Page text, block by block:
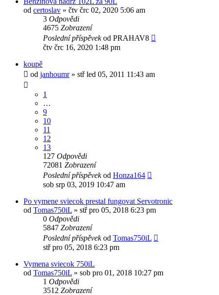
od certoslav » čtv črc 02, 2020 5:06 am
3 Odpovědi
4675 Zobrazení
Poslední příspěvekod PRAHAV8
čtv črc 16, 2020 1:48 pm
koupě
od janhoumr» stř led 05, 2011 11:43 am
1
…
9
10
11
12
13
127 Odpovědi
72081 Zobrazení
Poslední příspěvekod Honza164
sob srp 03, 2019 10:47 am
Po vymene sviecok prestal fungovat Servotronic
od Tomas750iL » stř pro 05, 2018 6:23 pm
0 Odpovědi
5847 Zobrazení
Poslední příspěvekod Tomas750iL
stř pro 05, 2018 6:23 pm
Vymena sviecok 750iL
od Tomas750iL » sob pro 01, 2018 10:27 pm
1 Odpovědi
3512 Zobrazení